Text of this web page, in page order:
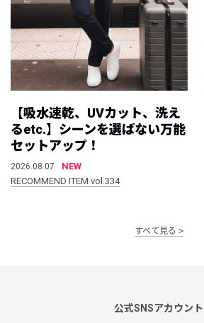
【吸水速乾、UVカット、洗え
るetc.】シーンを選ばない万能
セットアップ！
2026.08.07
NEW
RECOMMEND ITEM vol.334
すべて見る
公式SNSアカウント